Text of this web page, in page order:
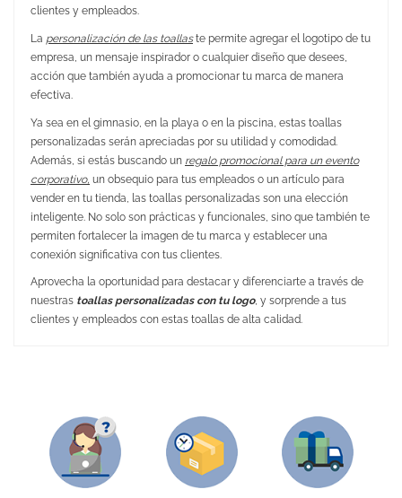
clientes y empleados.
La personalización de las toallaste permite agregar el logotipo de tu
empresa, un mensaje inspirador o cualquier diseño que desees,
acción que también ayuda a promocionar tu marca de manera
efectiva.
Ya sea en el gimnasio, en la playa o en la piscina, estas toallas
personalizadas serán apreciadas por su utilidad y comodidad.
Además, si estás buscando un regalo promocional para un evento
corporativo, un obsequio para tus empleados o un artículo para
vender en tu tienda, las toallas personalizadas son una elección
inteligente. No solo son prácticas y funcionales, sino que también te
permiten fortalecer la imagen de tu marca y establecer una
conexión significativa con tus clientes.
Aprovecha la oportunidad para destacar y diferenciarte a través de
nuestras toallas personalizadas con tu logo, y sorprende a tus
clientes y empleados con estas toallas de alta calidad.
Gramaje 370 gr/m2
Embalaje Unitario
Área de marcaje 100 x 40 mm